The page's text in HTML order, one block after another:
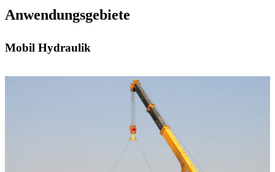
Anwendungsgebiete
Mobil Hydraulik